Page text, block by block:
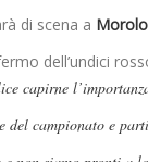
di scena a Morolo
dell’undici
capirne
campionato e